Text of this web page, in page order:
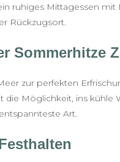
ruhiges Mittagessen mit
Rückzugsort.
Sommerhitze
zur perfekten
Möglichkeit, ins kühle
Art.